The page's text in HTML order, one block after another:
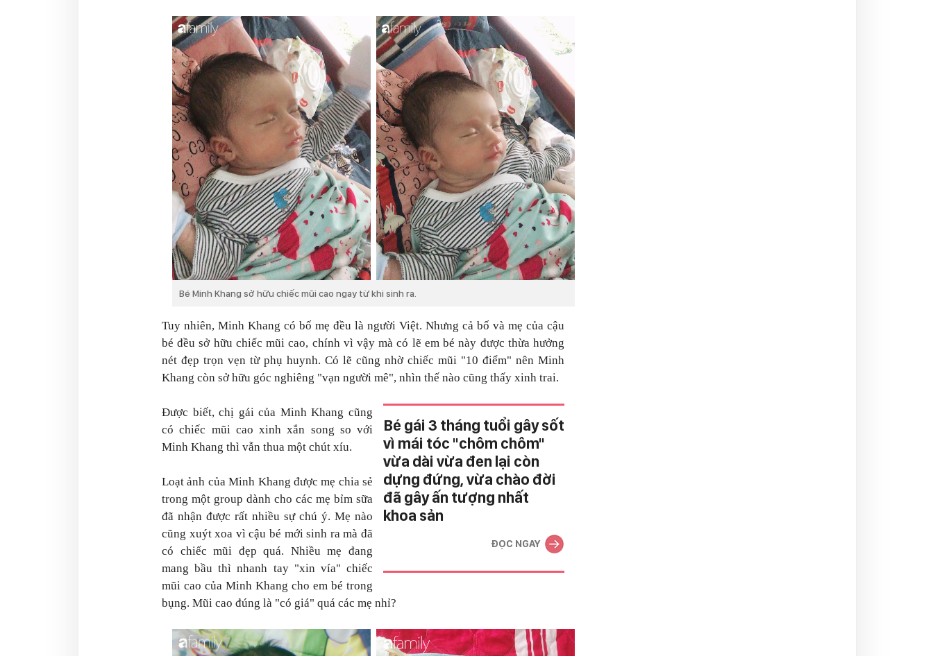
Bé Minh Khang sở hữu chiếc mũi cao ngay từ khi sinh ra.
Tuy nhiên, Minh Khang có bố mẹ đều là người Việt. Nhưng cả bố và mẹ của cậu
bé đều sở hữu chiếc mũi cao, chính vì vậy mà có lẽ em bé này được thừa hưởng
nét đẹp trọn vẹn từ phụ huynh. Có lẽ cũng nhờ chiếc mũi "10 điểm" nên Minh
Khang còn sở hữu góc nghiêng "vạn người mê", nhìn thế nào cũng thấy xinh trai.
Bé gái 3 tháng tuổi gây sốt
vì mái tóc "chôm chôm"
vừa dài vừa đen lại còn
dựng đứng, vừa chào đời
đã gây ấn tượng nhất
khoa sản
ĐỌC NGAY
Được biết, chị gái của Minh Khang cũng
có chiếc mũi cao xinh xắn song so với
Minh Khang thì vẫn thua một chút xíu.
Loạt ảnh của Minh Khang được mẹ chia sẻ
trong một group dành cho các mẹ bỉm sữa
đã nhận được rất nhiều sự chú ý. Mẹ nào
cũng xuýt xoa vì cậu bé mới sinh ra mà đã
có chiếc mũi đẹp quá. Nhiều mẹ đang
mang bầu thì nhanh tay "xin vía" chiếc
mũi cao của Minh Khang cho em bé trong
bụng. Mũi cao đúng là "có giá" quá các mẹ nhỉ?